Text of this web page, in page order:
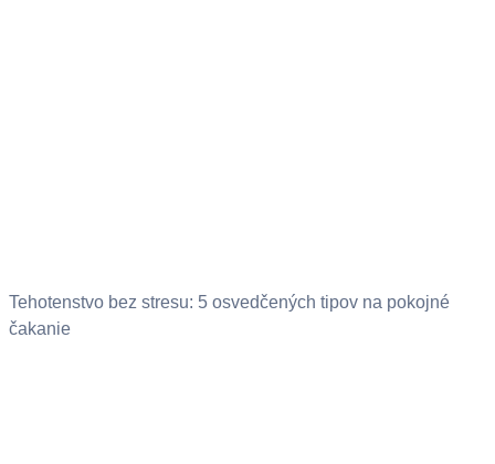
Tehotenstvo bez stresu: 5 osvedčených tipov na pokojné
čakanie